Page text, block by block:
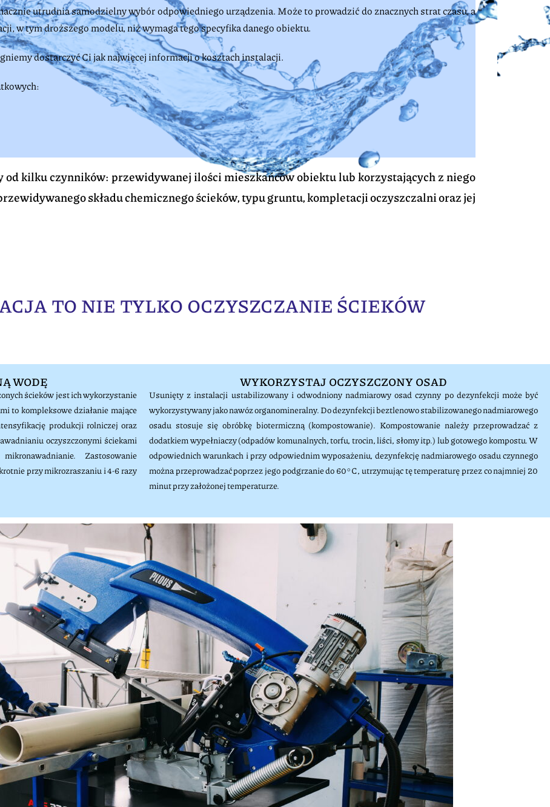
utrudnia samodzielny wybór odpowiedniego urządzenia. Może to prowadzić do znacznych strat czasu, a
w tym droższego modelu, niż wymaga tego specyfika danego obiektu.
dostarczyć Ci jak najwięcej informacji o kosztach instalacji.
od kilku czynników: przewidywanej ilości mieszkańców obiektu lub korzystających z niego
składu chemicznego ścieków, typu gruntu, kompletacji oczyszczalni oraz jej
TO NIE TYLKO OCZYSZCZANIE ŚCIEKÓW
WODĘ
ścieków jest ich wykorzystanie
to kompleksowe działanie mające
produkcji rolniczej oraz
oczyszczonymi ściekami
Zastosowanie
przy mikrozraszaniu i 4-6 razy
WYKORZYSTAJ OCZYSZCZONY OSAD
Usunięty z instalacji ustabilizowany i odwodniony nadmiarowy osad czynny po dezynfekcji może być
wykorzystywany jako nawóz organomineralny. Do dezynfekcji beztlenowo stabilizowanego nadmiarowego
osadu stosuje się obróbkę biotermiczną (kompostowanie). Kompostowanie należy przeprowadzać z
dodatkiem wypełniaczy (odpadów komunalnych, torfu, trocin, liści, słomy itp.) lub gotowego kompostu. W
odpowiednich warunkach i przy odpowiednim wyposażeniu, dezynfekcję nadmiarowego osadu czynnego
można przeprowadzać poprzez jego podgrzanie do 60°C, utrzymując tę temperaturę przez co najmniej 20
minut przy założonej temperaturze.